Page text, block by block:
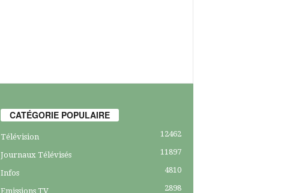
CATÉGORIE POPULAIRE
Télévision 12462
Journaux Télévisés 11897
Infos 4810
Emissions TV 2898